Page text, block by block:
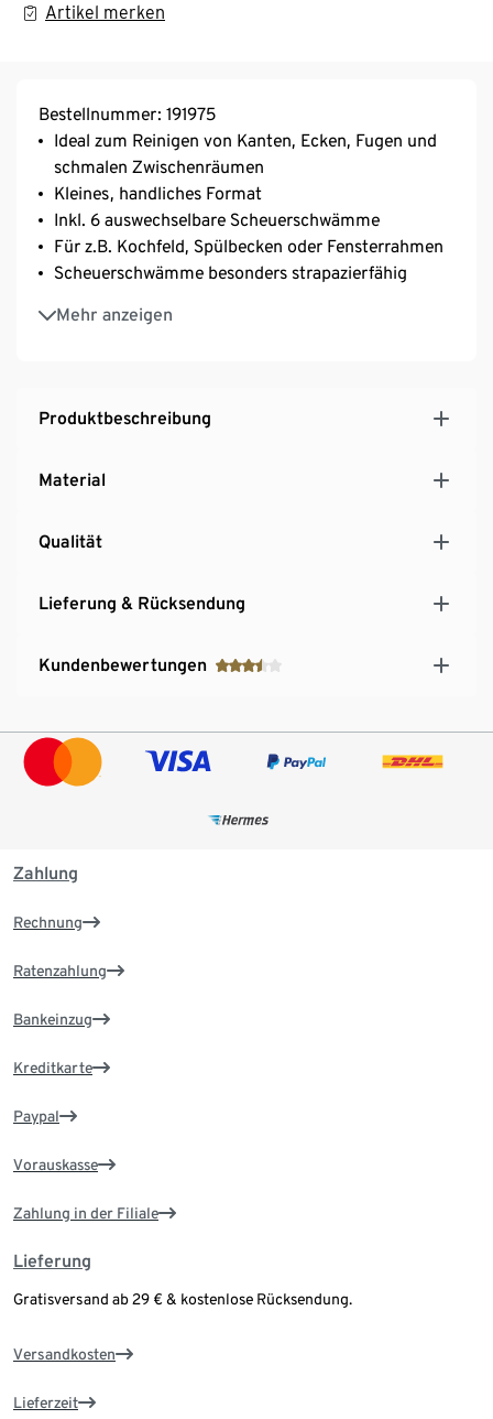
Artikel merken
Bestellnummer: 191975
Ideal zum Reinigen von Kanten, Ecken, Fugen und
schmalen Zwischenräumen
Kleines, handliches Format
Inkl. 6 auswechselbare Scheuerschwämme
Für z.B. Kochfeld, Spülbecken oder Fensterrahmen
Scheuerschwämme besonders strapazierfähig
Mehr anzeigen
Keine Kratzer auf Oberflächen
Für Nass- und Trockenreinigung verwendbar
Produktbeschreibung
Material
Qualität
Lieferung & Rücksendung
Kundenbewertungen
Zahlung
Rechnung
Ratenzahlung
Bankeinzug
Kreditkarte
Paypal
Vorauskasse
Zahlung in der Filiale
Lieferung
Gratisversand ab 29 € & kostenlose Rücksendung.
Versandkosten
Lieferzeit